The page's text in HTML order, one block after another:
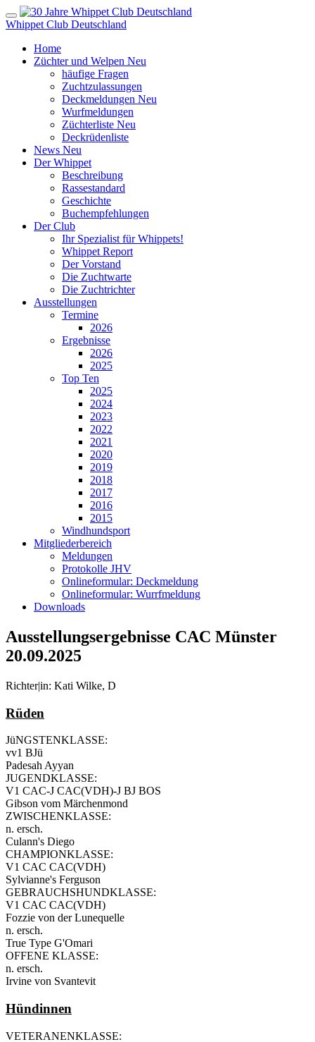
Whippet Club Deutschland
Home
Züchter und Welpen Neu
häufige Fragen
Zuchtzulassungen
Deckmeldungen Neu
Wurfmeldungen
Züchterliste Neu
Deckrüdenliste
News Neu
Der Whippet
Beschreibung
Rassestandard
Geschichte
Buchempfehlungen
Der Club
Ihr Spezialist für Whippets!
Whippet Report
Der Vorstand
Die Zuchtwarte
Die Zuchtrichter
Ausstellungen
Termine
2026
Ergebnisse
2026
2025
Top Ten
2025
2024
2023
2022
2021
2020
2019
2018
2017
2016
2015
Windhundsport
Mitgliederbereich
Meldungen
Protokolle JHV
Onlineformular: Deckmeldung
Onlineformular: Wurrfmeldung
Downloads
Ausstellungsergebnisse CAC Münster
20.09.2025
Richter|in: Kati Wilke, D
Rüden
JüNGSTENKLASSE:
vv1 BJü
Padesah Ayyan
JUGENDKLASSE:
V1 CAC-J CAC(VDH)-J BJ BOS
Gibson vom Märchenmond
ZWISCHENKLASSE:
n. ersch.
Culann's Diego
CHAMPIONKLASSE:
V1 CAC CAC(VDH)
Sylvianne's Ferguson
GEBRAUCHSHUNDKLASSE:
V1 CAC CAC(VDH)
Fozzie von der Lunequelle
n. ersch.
True Type G'Omari
OFFENE KLASSE:
n. ersch.
Irvine von Svantevit
Hündinnen
VETERANENKLASSE: